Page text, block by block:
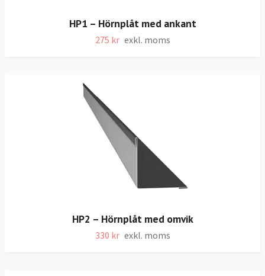
HP1 – Hörnplåt med ankant
275 kr exkl. moms
HP2 – Hörnplåt med omvik
330 kr exkl. moms